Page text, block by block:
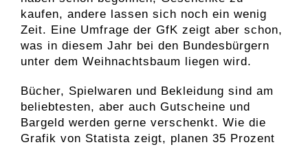
kaufen, andere lassen sich noch ein wenig
Zeit. Eine Umfrage der GfK zeigt aber schon,
was in diesem Jahr bei den Bundesbürgern
unter dem Weihnachtsbaum liegen wird.
Bücher, Spielwaren und Bekleidung sind am
beliebtesten, aber auch Gutscheine und
Bargeld werden gerne verschenkt. Wie die
Grafik von Statista zeigt, planen 35 Prozent